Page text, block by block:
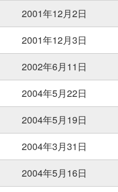
2001年12月2日
2001年12月3日
2002年6月11日
2004年5月22日
2004年5月19日
2004年3月31日
2004年5月16日